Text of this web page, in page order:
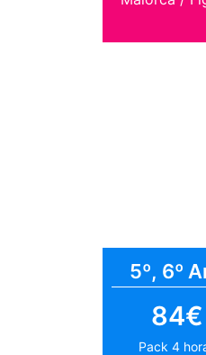
5º, 6º
84€
Pack 4